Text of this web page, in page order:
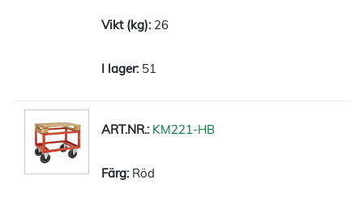
26
51
KM221-HB
Röd